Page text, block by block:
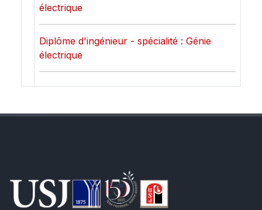
électrique
Diplôme d'ingénieur - spécialité : Génie
électrique